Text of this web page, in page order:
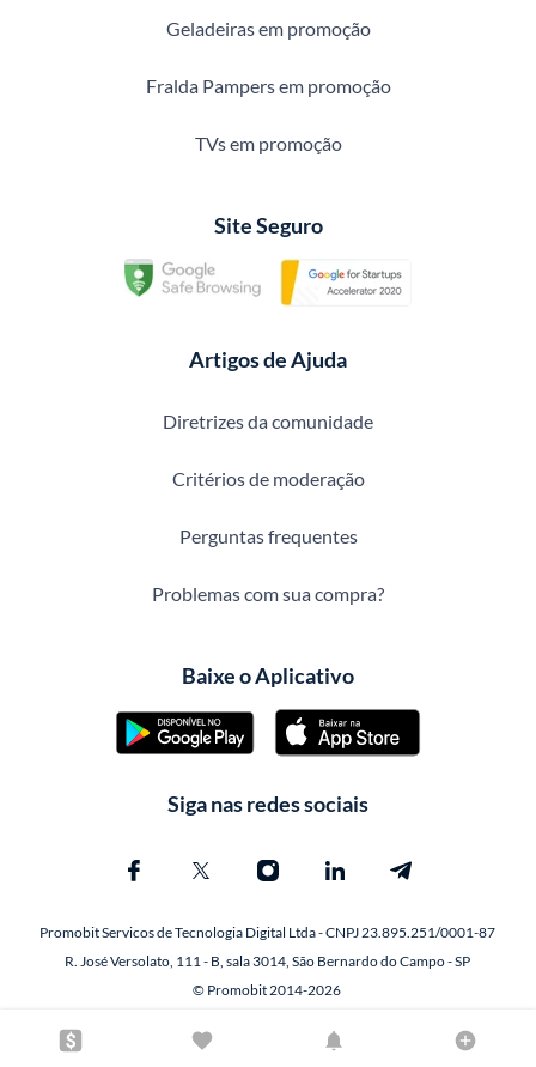
Geladeiras em promoção
Fralda Pampers em promoção
TVs em promoção
Site Seguro
Artigos de Ajuda
Diretrizes da comunidade
Critérios de moderação
Perguntas frequentes
Problemas com sua compra?
Baixe o Aplicativo
Siga nas redes sociais
Promobit Servicos de Tecnologia Digital Ltda - CNPJ 23.895.251/0001-87
R. José Versolato, 111 - B, sala 3014, São Bernardo do Campo - SP
© Promobit 2014-2026